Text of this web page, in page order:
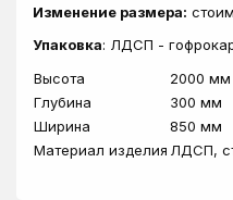
Изменение размера:
Упаковка: ЛДСП -
Высота
2000 мм
Глубина
300 мм
Ширина
850 мм
Материал изделия ЛДСП,